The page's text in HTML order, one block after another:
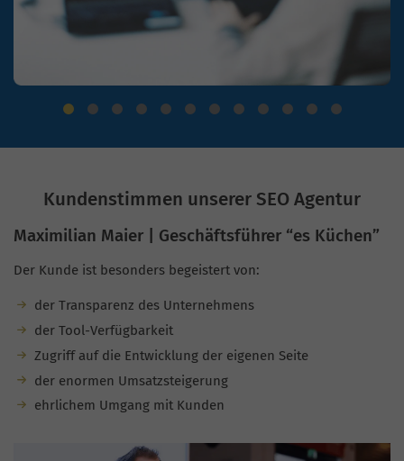
Kundenstimmen unserer SEO Agentur
Maximilian Maier | Geschäftsführer “es Küchen”
Der Kunde ist besonders begeistert von:
der Transparenz des Unternehmens
der Tool-Verfügbarkeit
Zugriff auf die Entwicklung der eigenen Seite
der enormen Umsatzsteigerung
ehrlichem Umgang mit Kunden